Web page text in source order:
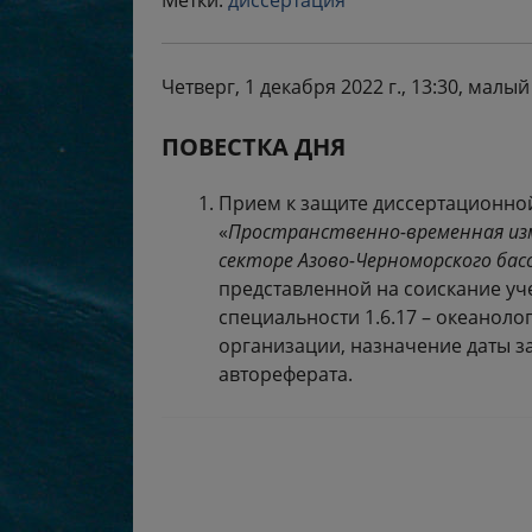
Четверг, 1 декабря 2022 г., 13:30,
ПОВЕСТКА ДНЯ
Прием к защите
«Пространственно-временная
секторе Азово-Черноморского
представленной на соискание
специальности 1.6.17 –
организации, назначение даты
автореферата.